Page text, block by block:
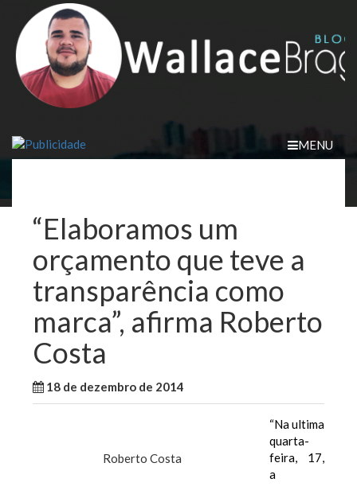
content
MENU
“Elaboramos um
orçamento que teve a
transparência como
marca”, afirma Roberto
Costa
18 de dezembro de 2014
Roberto Costa
“Na ultima
quarta-
feira, 17,
a